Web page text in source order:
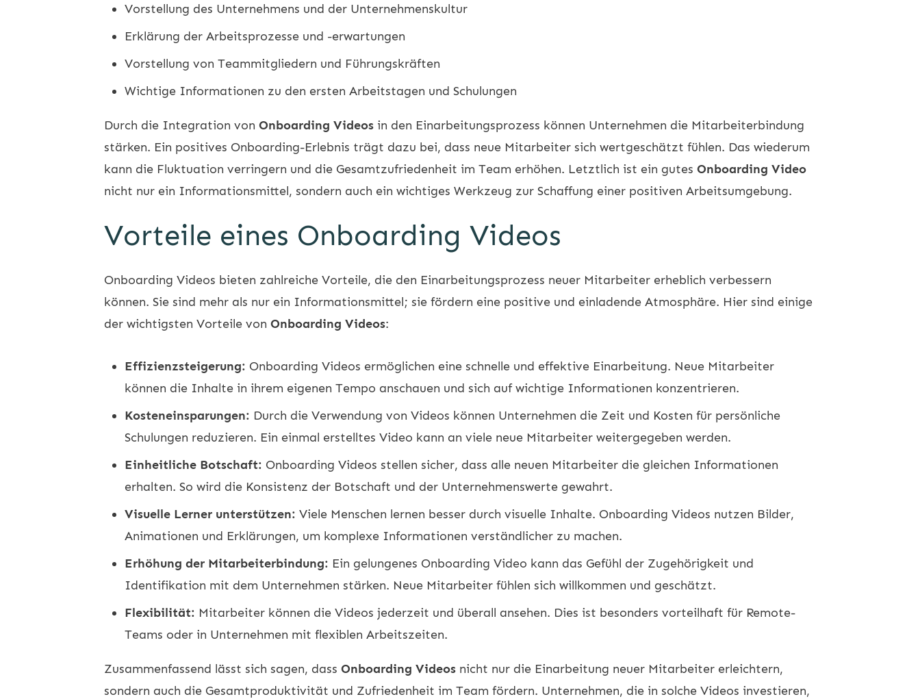
Vorstellung des Unternehmens und der Unternehmenskultur
Erklärung der Arbeitsprozesse und -erwartungen
Vorstellung von Teammitgliedern und Führungskräften
Wichtige Informationen zu den ersten Arbeitstagen und Schulungen
Durch die Integration von Onboarding Videos in den Einarbeitungsprozess können Unternehmen die Mitarbeiterbindung
stärken. Ein positives Onboarding-Erlebnis trägt dazu bei, dass neue Mitarbeiter sich wertgeschätzt fühlen. Das wiederum
kann die Fluktuation verringern und die Gesamtzufriedenheit im Team erhöhen. Letztlich ist ein gutes Onboarding Video
nicht nur ein Informationsmittel, sondern auch ein wichtiges Werkzeug zur Schaffung einer positiven Arbeitsumgebung.
Vorteile eines Onboarding Videos
Onboarding Videos bieten zahlreiche Vorteile, die den Einarbeitungsprozess neuer Mitarbeiter erheblich verbessern
können. Sie sind mehr als nur ein Informationsmittel; sie fördern eine positive und einladende Atmosphäre. Hier sind einige
der wichtigsten Vorteile von Onboarding Videos:
Effizienzsteigerung: Onboarding Videos ermöglichen eine schnelle und effektive Einarbeitung. Neue Mitarbeiter
können die Inhalte in ihrem eigenen Tempo anschauen und sich auf wichtige Informationen konzentrieren.
Kosteneinsparungen: Durch die Verwendung von Videos können Unternehmen die Zeit und Kosten für persönliche
Schulungen reduzieren. Ein einmal erstelltes Video kann an viele neue Mitarbeiter weitergegeben werden.
Einheitliche Botschaft: Onboarding Videos stellen sicher, dass alle neuen Mitarbeiter die gleichen Informationen
erhalten. So wird die Konsistenz der Botschaft und der Unternehmenswerte gewahrt.
Visuelle Lerner unterstützen: Viele Menschen lernen besser durch visuelle Inhalte. Onboarding Videos nutzen Bilder,
Animationen und Erklärungen, um komplexe Informationen verständlicher zu machen.
Erhöhung der Mitarbeiterbindung: Ein gelungenes Onboarding Video kann das Gefühl der Zugehörigkeit und
Identifikation mit dem Unternehmen stärken. Neue Mitarbeiter fühlen sich willkommen und geschätzt.
Flexibilität: Mitarbeiter können die Videos jederzeit und überall ansehen. Dies ist besonders vorteilhaft für Remote-
Teams oder in Unternehmen mit flexiblen Arbeitszeiten.
Zusammenfassend lässt sich sagen, dass Onboarding Videos nicht nur die Einarbeitung neuer Mitarbeiter erleichtern,
sondern auch die Gesamtproduktivität und Zufriedenheit im Team fördern. Unternehmen, die in solche Videos investieren,